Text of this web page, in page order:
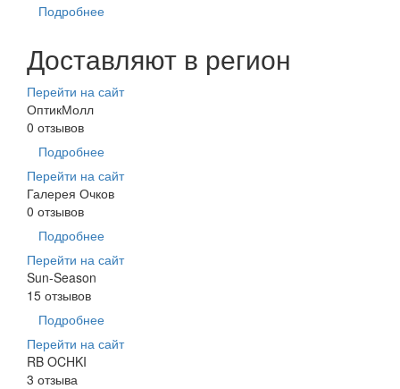
Подробнее
Доставляют в регион
Перейти на сайт
ОптикМолл
0 отзывов
Подробнее
Перейти на сайт
Галерея Очков
0 отзывов
Подробнее
Перейти на сайт
Sun-Season
15 отзывов
Подробнее
Перейти на сайт
RB OCHKI
3 отзыва